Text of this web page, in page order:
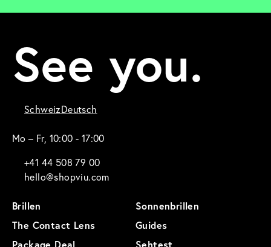
See you.
SchweizDeutsch
Mo – Fr, 10:00 - 17:00
+41 44 508 79 00
hello@shopviu.com
Brillen
Sonnenbrillen
The Contact Lens
Guides
Package Deal
Sehtest